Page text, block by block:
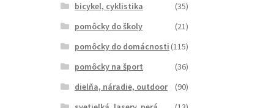
bicykel, cyklistika
(35)
pomôcky do školy
(21)
pomôcky do domácnosti (115)
pomôcky na šport
(36)
dielňa, náradie, outdoor
(90)